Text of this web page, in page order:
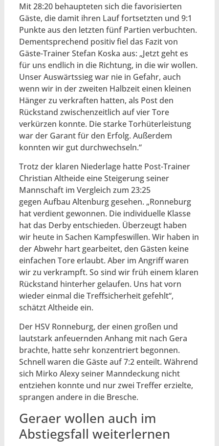
Mit 28:20 behaupteten sich die favorisierten
Gäste, die damit ihren Lauf fortsetzten und 9:1
Punkte aus den letzten fünf Partien verbuchten.
Dementsprechend positiv fiel das Fazit von
Gäste-Trainer Stefan Koska aus: „Jetzt geht es
für uns endlich in die Richtung, in die wir wollen.
Unser Auswärtssieg war nie in Gefahr, auch
wenn wir in der zweiten Halbzeit einen kleinen
Hänger zu verkraften hatten, als Post den
Rückstand zwischenzeitlich auf vier Tore
verkürzen konnte. Die starke Torhüterleistung
war der Garant für den Erfolg. Außerdem
konnten wir gut durchwechseln.“
Trotz der klaren Niederlage hatte Post-Trainer
Christian Altheide eine Steigerung seiner
Mannschaft im Vergleich zum 23:25
gegen Aufbau Altenburg gesehen. „Ronneburg
hat verdient gewonnen. Die individuelle Klasse
hat das Derby entschieden. Überzeugt haben
wir heute in Sachen Kampfeswillen. Wir haben in
der Abwehr hart gearbeitet, den Gästen keine
einfachen Tore erlaubt. Aber im Angriff waren
wir zu verkrampft. So sind wir früh einem klaren
Rückstand hinterher gelaufen. Uns hat vorn
wieder einmal die Treffsicherheit gefehlt“,
schätzt Altheide ein.
Der HSV Ronneburg, der einen großen und
lautstark anfeuernden Anhang mit nach Gera
brachte, hatte sehr konzentriert begonnen.
Schnell waren die Gäste auf 7:2 enteilt. Während
sich Mirko Alexy seiner Manndeckung nicht
entziehen konnte und nur zwei Treffer erzielte,
sprangen andere in die Bresche.
Geraer wollen auch im
Abstiegsfall weiterlernen